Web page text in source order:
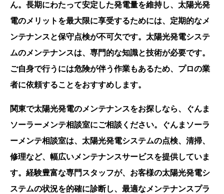
ん。長期にわたって安定した発電量を維持し、太陽光発
電のメリットを最大限に享受するためには、定期的なメ
ンテナンスと保守点検が不可欠です。太陽光発電システ
ムのメンテナンスは、専門的な知識と技術が必要です。
ご自身で行うには危険が伴う作業もあるため、プロの業
者に依頼することをおすすめします。
関東で太陽光発電のメンテナンスをお探しなら、ぐんま
ソーラーメンテ相談室にご相談ください。ぐんまソーラ
ーメンテ相談室は、太陽光発電システムの点検、清掃、
修理など、幅広いメンテナンスサービスを提供していま
す。経験豊富な専門スタッフが、お客様の太陽光発電シ
ステムの状況を的確に診断し、最適なメンテナンスプラ